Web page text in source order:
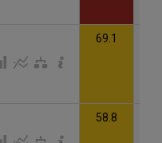
69.1
58.8